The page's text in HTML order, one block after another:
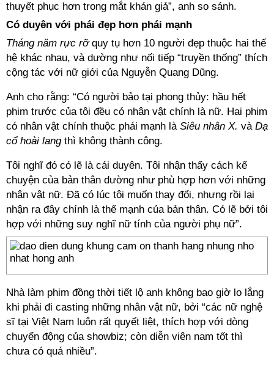
thuyết phục hơn trong mắt khán giả”, anh so sánh.
Có duyên với phái đẹp hơn phái mạnh
Tháng năm rực rỡquy tụ hơn 10 người đẹp thuộc hai thế
hệ khác nhau, và dường như nối tiếp “truyền thống” thích
cộng tác với nữ giới của Nguyễn Quang Dũng.
Anh cho rằng: “Có người bảo tại phong thủy: hầu hết
phim trước của tôi đều có nhân vật chính là nữ. Hai phim
có nhân vật chính thuộc phái mạnh là Siêu nhân X. và Dạ
cổ hoài lang thì không thành công.
Tôi nghĩ đó có lẽ là cái duyên. Tôi nhận thấy cách kể
chuyện của bản thân dường như phù hợp hơn với những
nhân vật nữ. Đã có lúc tôi muốn thay đổi, nhưng rồi lại
nhận ra đây chính là thế mạnh của bản thân. Có lẽ bởi tôi
hợp với những suy nghĩ nữ tính của người phụ nữ”.
Nhà làm phim đồng thời tiết lộ anh không bao giờ lo lắng
khi phải đi casting những nhân vật nữ, bởi “các nữ nghệ
sĩ tại Việt Nam luôn rất quyết liệt, thích hợp với dòng
chuyển động của showbiz; còn diễn viên nam tốt thì
chưa có quá nhiều”.